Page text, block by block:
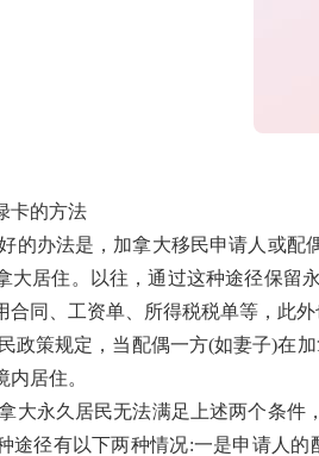
的方法
办法是，加拿大移民申请人或配
大居住。以往，通过这种途径保留
合同、工资单、所得税税单等，此
策规定，当配偶一方(如妻子)在加
居住。
永久居民无法满足上述两个条件
途径有以下两种情况:一是申请人